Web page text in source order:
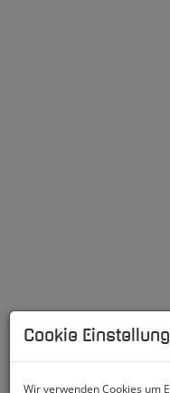
85.000m2
Cookie
Wir verwenden Cookies um